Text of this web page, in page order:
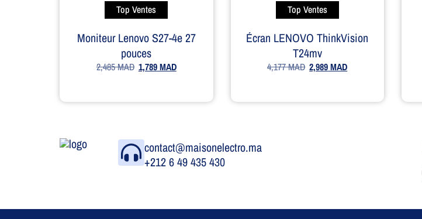
Top Ventes
Moniteur Lenovo S27-4e 27
pouces
2,485MAD 1,789MAD
Top Ventes
Écran LENOVO ThinkVision
T24mv
4,177MAD 2,989MAD
contact@maisonelectro.ma
+212 6 49 435 430